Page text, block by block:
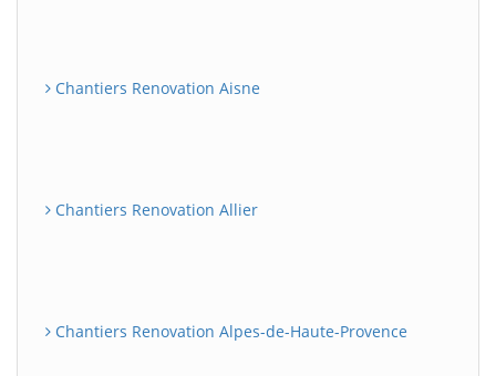
Chantiers Renovation Aisne
Chantiers Renovation Allier
Chantiers Renovation Alpes-de-Haute-Provence